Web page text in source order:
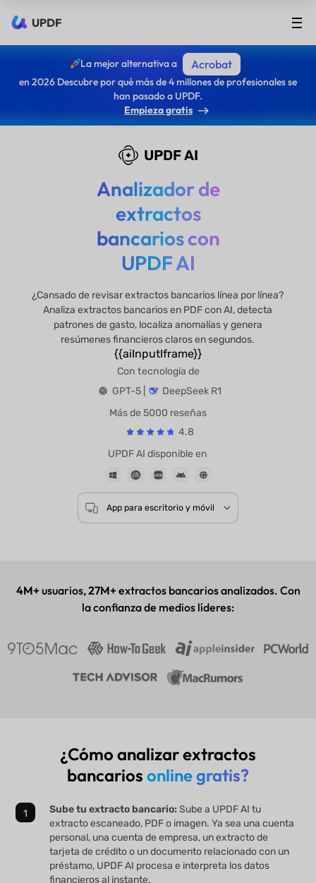
UPDF
La mejor alternativa a Acrobat
en 2026 Descubre por qué más de 4 millones de profesionales se
han pasado a UPDF.
Empieza gratis
UPDF AI
Analizador de
extractos
bancarios con
UPDF AI
¿Cansado de revisar extractos bancarios línea por línea?
Analiza extractos bancarios en PDF con AI, detecta
patrones de gasto, localiza anomalías y genera
resúmenes financieros claros en segundos.
{{aiInputIframe}}
Más de 5000 reseñas
4.8
UPDF AI disponible en
4M+ usuarios,27M+ extractos bancarios analizados. Con
la confianza de medios líderes:
¿Cómo analizar extractos
bancarios online gratis?
Sube tu extracto bancario: Sube a UPDF AI tu
extracto escaneado, PDF o imagen. Ya sea una cuenta
personal, una cuenta de empresa, un extracto de
tarjeta de crédito o un documento relacionado con un
préstamo, UPDF AI procesa e interpreta los datos
financieros al instante.